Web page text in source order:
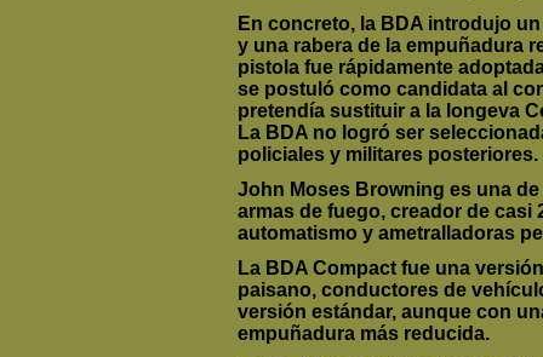
En concreto, la BDA introdujo
y una rabera de la empuñadura
pistola fue rápidamente
se postuló como candidata al
pretendía sustituir a la longeva
La BDA no logró ser
policiales y militares posteriores.
John Moses Browning es una
armas de fuego, creador de
automatismo y ametralladoras
La BDA Compact fue una
paisano, conductores de
versión estándar, aunque con
empuñadura más reducida.